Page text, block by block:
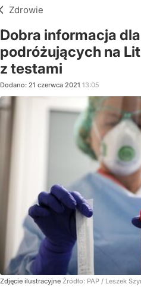
Zdrowie
Dobra informacja
podróżujących na
z testami
Dodano: 21 czerwca 2021 13:05
Zdjęcie ilustracyjne Źródło: PAP / Leszek